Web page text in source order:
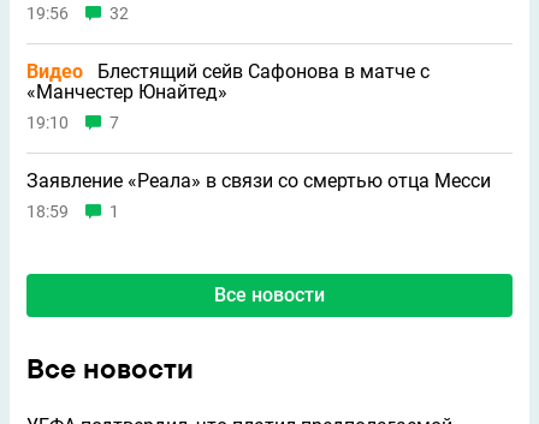
19:56 32
Видео
Блестящий сейв Сафонова в матче с
«Манчестер Юнайтед»
19:10 7
Заявление «Реала» в связи со смертью отца Месси
18:59 1
Все новости
Все новости